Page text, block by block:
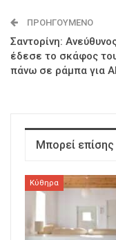
ΠΡΟΗΓΟΎΜΕΝΟ
Σαντορίνη:
έδεσε το σκάφος
πάνω σε ράμπα για
Μπορεί
Κύθηρα